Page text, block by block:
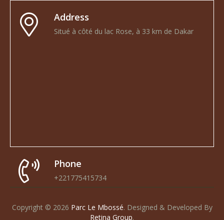
Address
Situé à côté du lac Rose, à 33 km de Dakar
Phone
+221775415734
Copyright © 2026 Parc Le Mbossé. Designed & Developed By
Retina Group.